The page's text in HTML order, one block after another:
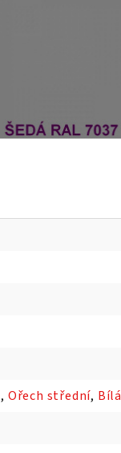
, Ořech střední, Bílá